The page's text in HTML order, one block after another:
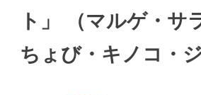
ト」 （マルゲ・サ
ちょび・キノコ・